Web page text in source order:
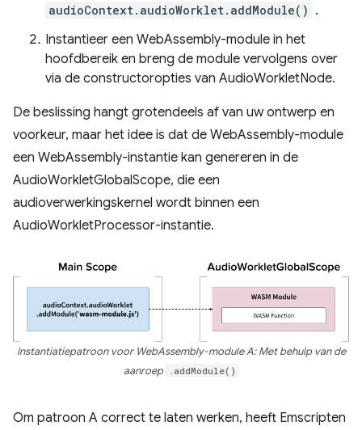
audioContext.audioWorklet.addModule() .
Instantieer een WebAssembly-module in het
hoofdbereik en breng de module vervolgens over
via de constructoropties van AudioWorkletNode.
De beslissing hangt grotendeels af van uw ontwerp en
voorkeur, maar het idee is dat de WebAssembly-module
een WebAssembly-instantie kan genereren in de
AudioWorkletGlobalScope, die een
audioverwerkingskernel wordt binnen een
AudioWorkletProcessor-instantie.
Instantiatiepatroon voor WebAssembly-module A: Met behulp van de
aanroep .addModule()
Om patroon A correct te laten werken, heeft Emscripten